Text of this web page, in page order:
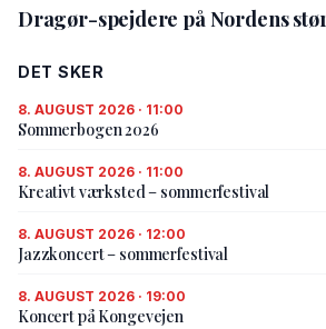
Dragør-spejdere på Nordens
DET SKER
8. AUGUST 2026 · 11:00
Sommerbogen 2026
8. AUGUST 2026 · 11:00
Kreativt værksted – sommerfestival
8. AUGUST 2026 · 12:00
Jazzkoncert – sommerfestival
8. AUGUST 2026 · 19:00
Koncert på Kongevejen